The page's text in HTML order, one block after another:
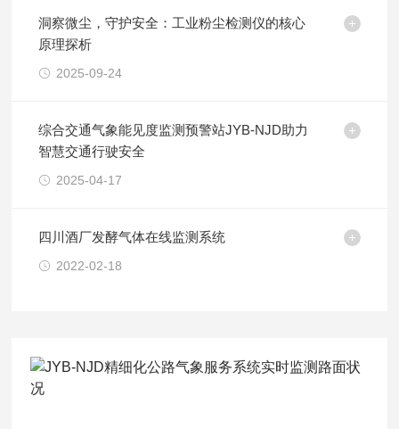
洞察微尘，守护安全：工业粉尘检测仪的核心
原理探析
2025-09-24
综合交通气象能见度监测预警站JYB-NJD助力
智慧交通行驶安全
2025-04-17
四川酒厂发酵气体在线监测系统
2022-02-18